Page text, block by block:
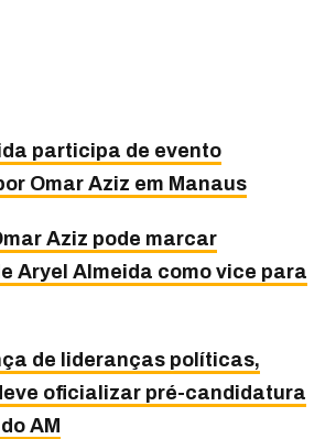
participa de evento
Omar Aziz em Manaus
Aziz pode marcar
Aryel Almeida como vice para
de lideranças políticas,
oficializar pré-candidatura
AM